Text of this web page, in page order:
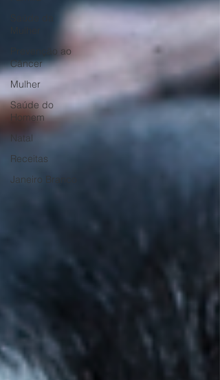
Prevenção ao
Câncer
Mulher
Saúde do
Homem
Natal
Receitas
Janeiro Branco